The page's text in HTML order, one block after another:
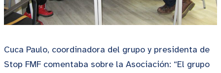
Cuca Paulo, coordinadora del grupo y presidenta de
Stop FMF comentaba sobre la Asociación: “El grupo